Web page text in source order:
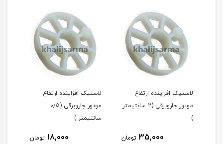
لاستیک افزاینده ارتفاع
موتور جاروبرقی (2 سانتیمتر
)
35,000 تومان
لاستیک افزاینده ارتفاع
موتور جاروبرقی (0/5
سانتیمتر )
18,000 تومان